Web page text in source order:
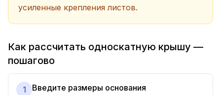
усиленные крепления листов.
Как рассчитать односкатную крышу —
пошагово
1 Введите размеры основания